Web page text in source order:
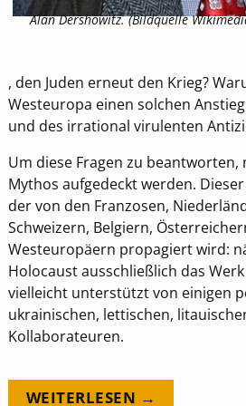
Alan Dershowitz. (Bildquelle
, den Juden erneut den Krieg?
Westeuropa einen solchen
und des irrational virulenten
Um diese Fragen zu beantworten,
Mythos aufgedeckt werden.
der von den Franzosen,
Schweizern, Belgiern,
Westeuropäern propagiert wird:
Holocaust ausschließlich das
vielleicht unterstützt von einigen
ukrainischen, lettischen,
Kollaborateuren.
WEITERLESEN →